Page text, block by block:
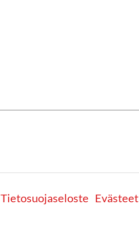
Tietosuojaseloste Evästeet